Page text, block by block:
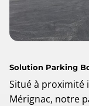
Solution Parking
Situé à proximité
Mérignac, notre